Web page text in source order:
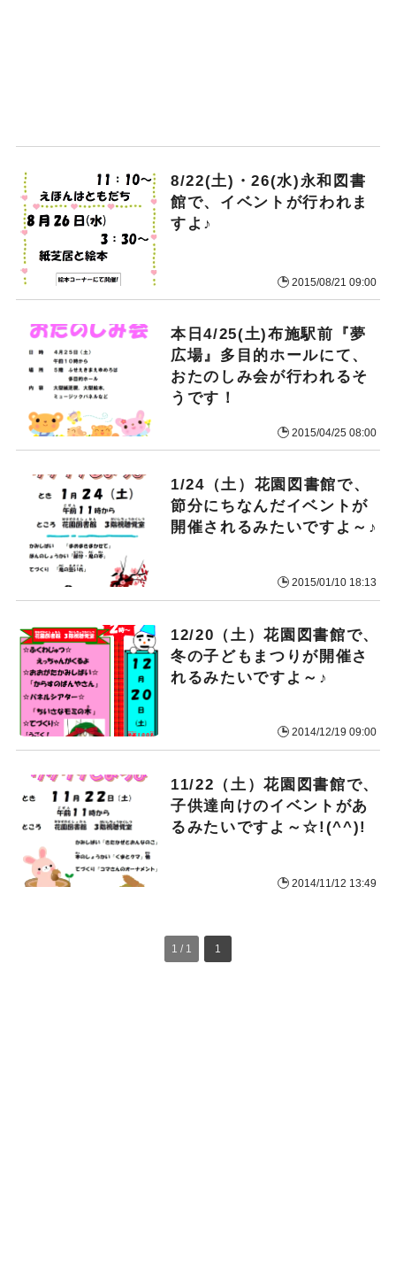
8/22(土)・26(水)永和図書
館で、イベントが行われま
すよ♪
2015/08/21 09:00
本日4/25(土)布施駅前『夢
広場』多目的ホールにて、
おたのしみ会が行われるそ
うです！
2015/04/25 08:00
1/24（土）花園図書館で、
節分にちなんだイベントが
開催されるみたいですよ～♪
2015/01/10 18:13
12/20（土）花園図書館で、
冬の子どもまつりが開催さ
れるみたいですよ～♪
2014/12/19 09:00
11/22（土）花園図書館で、
子供達向けのイベントがあ
るみたいですよ～☆!(^^)!
2014/11/12 13:49
1 / 1 1